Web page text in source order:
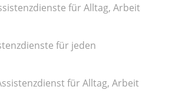
für Alltag, Arbeit
für jeden
für Alltag, Arbeit